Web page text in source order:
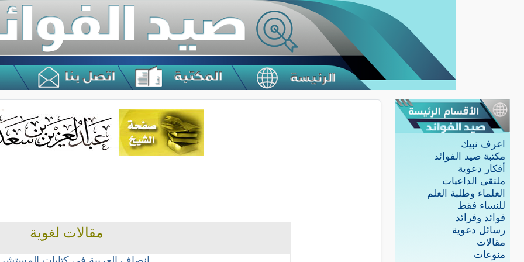
اعرف نبيك
مكتبة صيد الفوائد
أفكار دعوية
ملتقى الداعيات
العلماء وطلبة العلم
للنساء فقط
فوائد وفرائد
رسائل دعوية
مقالات
منوعات
مقالات لغوية